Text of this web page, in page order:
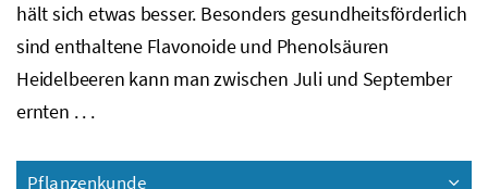
hält sich etwas besser. Besonders gesundheitsförderlich
sind enthaltene Flavonoide und Phenolsäuren
Heidelbeeren kann man zwischen Juli und September
ernten . . .
Pflanzenkunde